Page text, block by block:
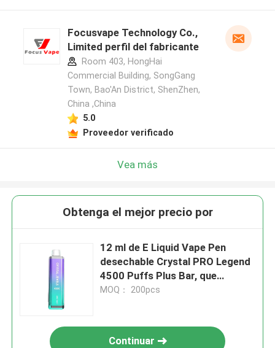
Focusvape Technology Co.,
Limited perfil del fabricante
Room 403, HongHai
Commercial Building, SongGang
Town, Bao'An District, ShenZhen,
China ,China
5.0
Proveedor verificado
Vea más
Obtenga el mejor precio por
12 ml de E Liquid Vape Pen
desechable Crystal PRO Legend
4500 Puffs Plus Bar, que
también puede utilizarse para el
MOQ： 200pcs
Continuar